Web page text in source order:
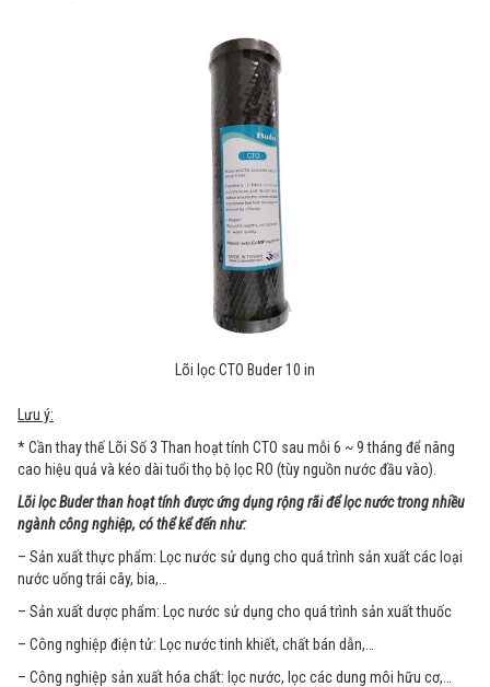
Lõi lọc CTO Buder 10 in
Lưu ý:
* Cần thay thế Lõi Số 3 Than hoạt tính CTO sau mỗi 6 ~ 9 tháng để nâng
cao hiệu quả và kéo dài tuổi thọ bộ lọc RO (tùy nguồn nước đầu vào).
Lõi lọc Buder than hoạt tính được ứng dụng rộng rãi để lọc nước trong nhiều
ngành công nghiệp, có thể kể đến như:
– Sản xuất thực phẩm: Lọc nước sử dụng cho quá trình sản xuất các loại
nước uống trái cây, bia,…
– Sản xuất dược phẩm: Lọc nước sử dụng cho quá trình sản xuất thuốc
– Công nghiệp điện tử: Lọc nước tinh khiết, chất bán dẫn,…
– Công nghiệp sản xuất hóa chất: lọc nước, lọc các dung môi hữu cơ,…